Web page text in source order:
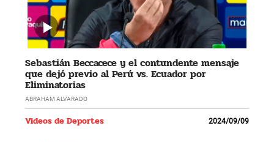
Sebastián Beccacece y el contundente mensaje
que dejó previo al Perú vs. Ecuador por
Eliminatorias
ABRAHAM ALVARADO
Videos de Deportes 2024/09/09